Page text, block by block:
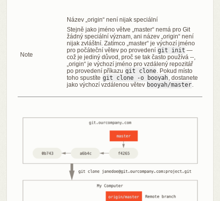
Note
Název „origin“ není nijak speciální
Stejně jako jméno větve „master“ nemá pro Git
žádný speciální význam, ani název „origin“ není
nijak zvláštní. Zatímco „master“ je výchozí jméno
pro počáteční větev po provedení git init —
což je jediný důvod, proč se tak často používá --,
„origin“ je výchozí jméno pro vzdálený repozitář
po provedení příkazu git clone . Pokud místo
toho spustíte git clone -o booyah , dostanete
jako výchozí vzdálenou větev booyah/master